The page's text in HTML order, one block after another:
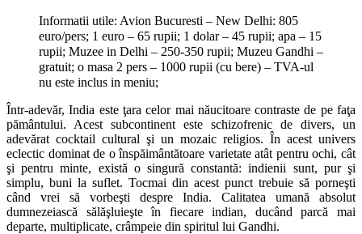
Informatii utile: Avion Bucuresti – New Delhi: 805
euro/pers; 1 euro – 65 rupii; 1 dolar – 45 rupii; apa – 15
rupii; Muzee in Delhi – 250-350 rupii; Muzeu Gandhi –
gratuit; o masa 2 pers – 1000 rupii (cu bere) – TVA-ul
nu este inclus in meniu;
Într-adevăr, India este ţara celor mai năucitoare contraste de pe faţa
pământului. Acest subcontinent este schizofrenic de divers, un
adevărat cocktail cultural şi un mozaic religios. În acest univers
eclectic dominat de o înspăimântătoare varietate atât pentru ochi, cât
şi pentru minte, există o singură constantă: indienii sunt, pur şi
simplu, buni la suflet. Tocmai din acest punct trebuie să porneşti
când vrei să vorbeşti despre India. Calitatea umană absolut
dumnezeiască sălăşluieşte în fiecare indian, ducând parcă mai
departe, multiplicate, crâmpeie din spiritul lui Gandhi.